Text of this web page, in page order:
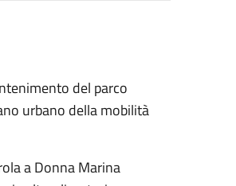
del parco
urbano della mobilità
a Donna Marina